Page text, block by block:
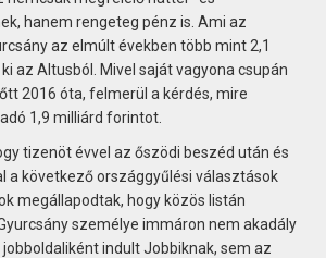
hanem rengeteg pénz is. Ami az
az elmúlt években több mint 2,1
az Altusból. Mivel saját vagyona csupán
2016 óta, felmerül a kérdés, mire
1,9 milliárd forintot.
tizenöt évvel az őszödi beszéd után és
a következő országgyűlési választások
megállapodtak, hogy közös listán
személye immáron nem akadály
indult Jobbiknak, sem az